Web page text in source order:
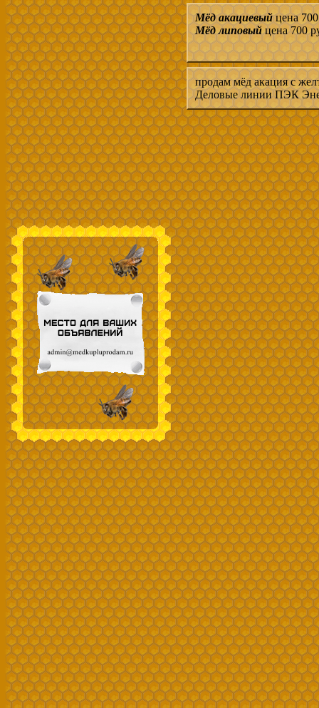
Мёд акациевыйцена
Мёд липовыйцена 700
продам мёд акация с
Деловые линии ПЭК